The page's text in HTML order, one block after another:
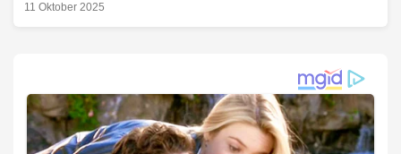
11 Oktober 2025